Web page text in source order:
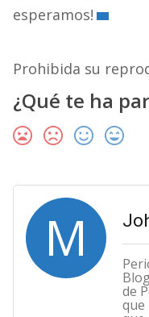
esperamos!
Prohibida su
¿Qué te ha
M
de
que